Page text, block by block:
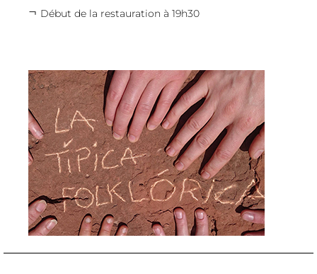
Début de la restauration à 19h30